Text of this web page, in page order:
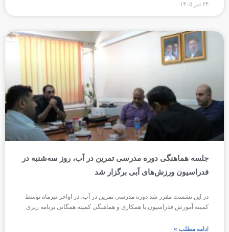
۲۴ تیر ۱۴۰۵
جلسه هماهنگی دوره مدرسی تمرین در آب، روز سه‌شنبه در
فدراسیون ورزش‌های آبی برگزار شد
در این نشست مقرر شد دوره مدرسی تمرین در آب، در اواخر تیرماه توسط
کمیته آموزش فدراسیون با همکاری و هماهنگی کمیته همگانی برنامه ریزی
ادامه مطلب »